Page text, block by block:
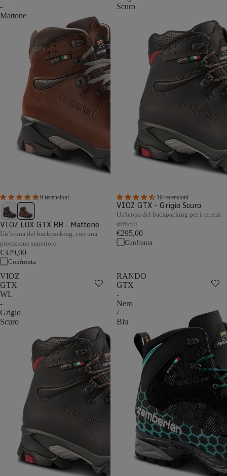
-
Mattone
9 recensioni
VIOZ LUX GTX RR - Mattone
Un’icona del backpacking, con una
protezione superiore
€329,00
Confronta
Scuro
10 recensioni
VIOZ GTX - Grigio Scuro
Un'icona del backpacking per i terreni
difficili
€295,00
Confronta
VIOZ
GTX
WL
-
Grigio
Scuro
RANDO
GTX
-
Nero
/
Blu